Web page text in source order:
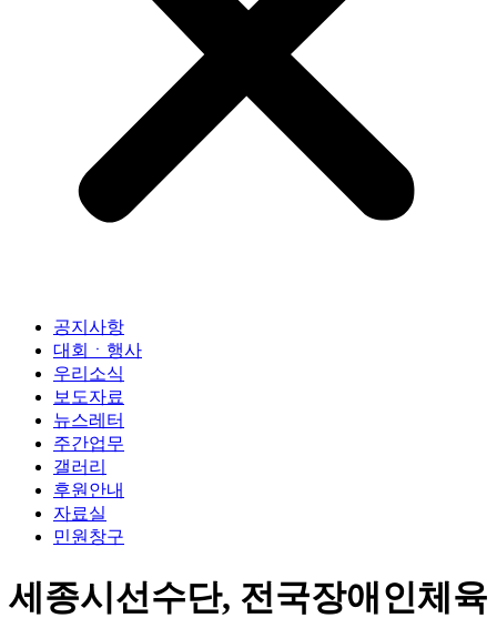
공지사항
대회ㆍ행사
우리소식
보도자료
뉴스레터
주간업무
갤러리
후원안내
자료실
민원창구
세종시선수단, 전국장애인체육